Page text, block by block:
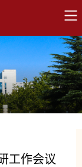
工作会议